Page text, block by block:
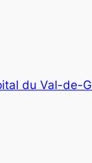
du Val-de-